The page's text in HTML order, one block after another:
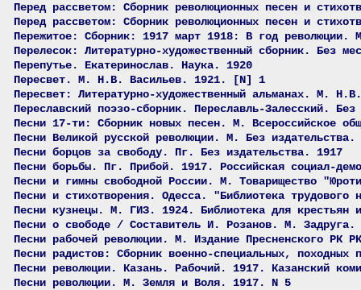
Перед рассветом: Сборник революционных песен и
Перед рассветом: Сборник революционных песен и
Пережитое: Сборник: 1917 март 1918: В год
Перелесок: Литературно-художественный сборник. Без
Перепутье. Екатеринослав. Наука. 1920
Пересвет. М. Н.В. Васильев. 1921. [N] 1
Пересвет: Литературно-художественный альманах. М.
Переславский поэзо-сборник. Переславль-Залесский.
Песни 17-ти: Сборник новых песен. М. Всероссийское
Песни Великой русской революции. М. Без издательства.
Песни борцов за свободу. Пг. Без издательства. 1917
Песни борьбы. Пг. Прибой. 1917. Российская социал-
Песни и гимны свободной России. М. Товарищество
Песни и стихотворения. Одесса. "Библиотека
Песни кузнецы. М. ГИЗ. 1924. Библиотека для крестьян
Песни о свободе / Составитель И. Розанов. М. Задруга.
Песни рабочей революции. М. Издание Пресненского РК
Песни радистов: Сборник военно-специальных,
Песни революции. Казань. Рабочий. 1917. Казанский
Песни революции. М. Земля и Воля. 1917. N 5